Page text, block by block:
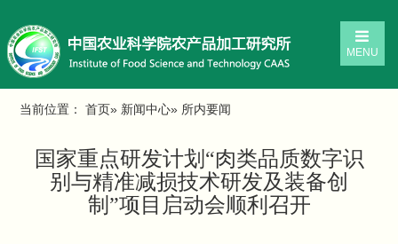
MENU
当前位置：首页» 新闻中心» 所内要闻
国家重点研发计划“肉类品质数字识
别与精准减损技术研发及装备创
制”项目启动会顺利召开